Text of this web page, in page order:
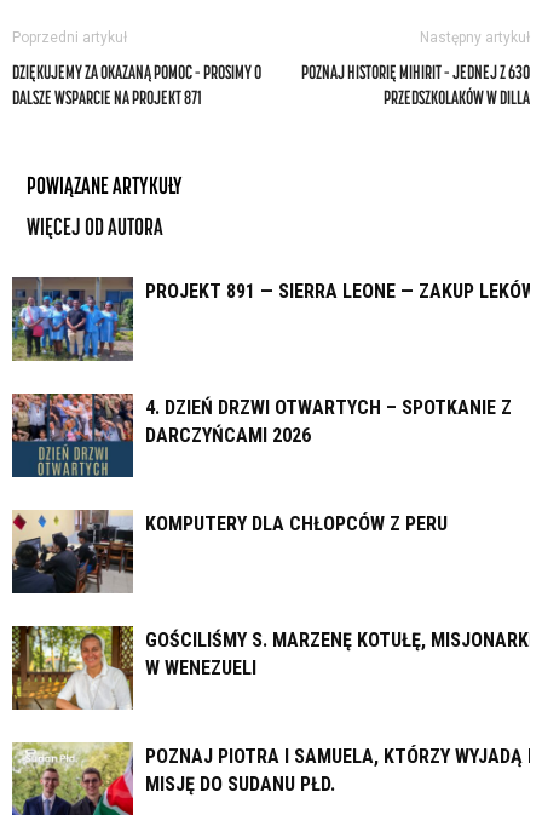
Poprzedni artykuł
DZIĘKUJEMY ZA OKAZANĄ POMOC – PROSIMY O
DALSZE WSPARCIE NA PROJEKT 871
Następny artykuł
POZNAJ HISTORIĘ MIHIRIT – JEDNEJ Z 630
PRZEDSZKOLAKÓW W DILLA
POWIĄZANE ARTYKUŁY
WIĘCEJ OD AUTORA
PROJEKT 891 — SIERRA LEONE — ZAKUP LEKÓW
4. DZIEŃ DRZWI OTWARTYCH – SPOTKANIE Z
DARCZYŃCAMI 2026
KOMPUTERY DLA CHŁOPCÓW Z PERU
GOŚCILIŚMY S. MARZENĘ KOTUŁĘ, MISJONARKĘ
W WENEZUELI
POZNAJ PIOTRA I SAMUELA, KTÓRZY WYJADĄ
MISJĘ DO SUDANU PŁD.